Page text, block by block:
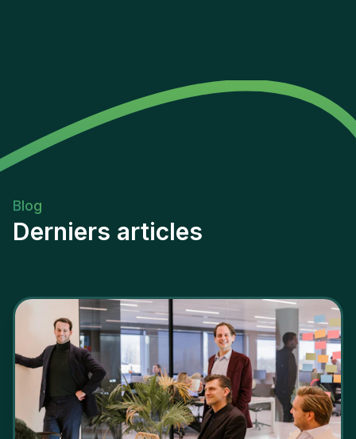
Blog
Derniers articles